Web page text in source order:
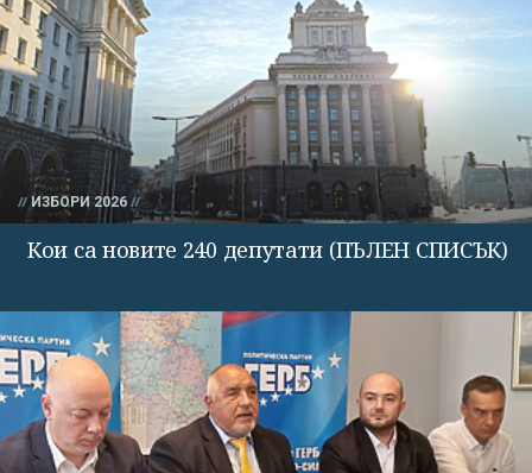
ИЗБОРИ 2026
Кои са новите 240 депутати (ПЪЛЕН СПИСЪК)